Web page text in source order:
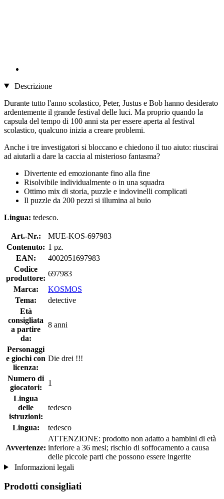
Descrizione
Durante tutto l'anno scolastico, Peter, Justus e Bob hanno desiderato
ardentemente il grande festival delle luci. Ma proprio quando la
capsula del tempo di 100 anni sta per essere aperta al festival
scolastico, qualcuno inizia a creare problemi.
Anche i tre investigatori si bloccano e chiedono il tuo aiuto: riuscirai
ad aiutarli a dare la caccia al misterioso fantasma?
Divertente ed emozionante fino alla fine
Risolvibile individualmente o in una squadra
Ottimo mix di storia, puzzle e indovinelli complicati
Il puzzle da 200 pezzi si illumina al buio
Lingua: tedesco.
Art.-Nr.:
MUE-KOS-697983
Contenuto: 1 pz.
EAN:
4002051697983
Codice
produttore:
697983
Marca:
KOSMOS
Tema:
detective
Età
consigliata
a partire
da:
8 anni
Personaggi
e giochi con
licenza:
Die drei !!!
Numero di
giocatori:
1
Lingua
delle
istruzioni:
tedesco
Lingua: tedesco
Avvertenze:
ATTENZIONE: prodotto non adatto a bambini di età
inferiore a 36 mesi; rischio di soffocamento a causa
delle piccole parti che possono essere ingerite
Informazioni legali
Prodotti consigliati